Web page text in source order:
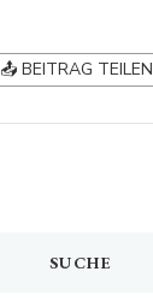
📤 BEITRAG TEILEN
SUCHE